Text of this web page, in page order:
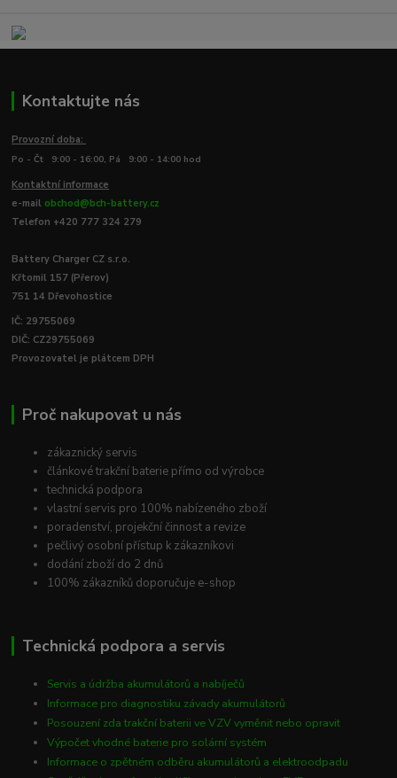
Kontaktujte nás
Provozní doba:
Po - Čt 9:00 - 16:00, Pá 9:00 - 14:00 hod
Kontaktní informace
e-mail obchod@bch-battery.cz
Telefon +420 777 324 279
Battery Charger CZ s.r.o.
Křtomil 157 (Přerov)
751 14 Dřevohostice
IČ: 29755069
DIČ: CZ29755069
Provozovatel je plátcem DPH
Proč nakupovat u nás
zákaznický servis
článkové trakční baterie přímo od výrobce
technická podpora
vlastní servis pro 100% nabízeného zboží
poradenství, projekční činnost a revize
pečlivý osobní přístup k zákazníkovi
dodání zboží do 2 dnů
100% zákazníků doporučuje e-shop
Technická podpora a servis
Servis a údržba akumulátorů a nabíječů
Informace pro diagnostiku závady akumulátorů
Posouzení zda trakční baterii ve VZV vyměnit nebo opravit
Výpočet vhodné baterie pro solární systém
Informace o zpětném odběru akumulátorů a elektroodpadu